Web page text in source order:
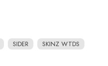
SIDER
SKINZ WTDS